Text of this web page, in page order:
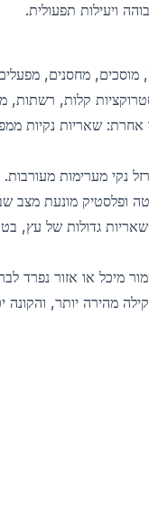
ויעילות תפעולית.
מוסכים, מחסנים,
קלות, רשתות,
אחרת: שאריות נקיות
נקי מערימות
ופלסטיק מונעת מצב
גדולות של עץ,
מיכל או אזור נפרד
מהירה יותר, והקונה